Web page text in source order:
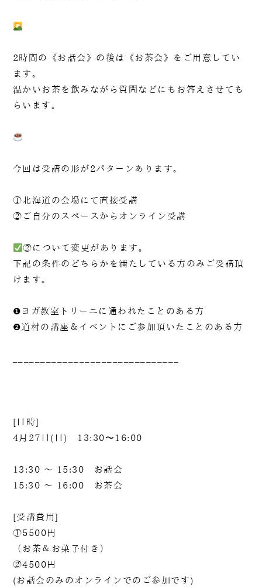
2時間の《お話会》の後は《お茶会》をご用意してい
ます。
温かいお茶を飲みながら質問などにもお答えさせても
らいます。
今回は受講の形が2パターンあります。
①北海道の会場にて直接受講
②ご自分のスペースからオンライン受講
②について変更があります。
下記の条件のどちらかを満たしている方のみご受講頂
けます。
❶ヨガ教室トリーニに通われたことのある方
❷道村の講座＆イベントにご参加頂いたことのある方
[日時]
4月27日(日) 13:30〜16:00
13:30 ～ 15:30 お話会
15:30 ～ 16:00 お茶会
[受講費用]
①5500円
（お茶＆お菓子付き）
②4500円
(お話会のみのオンラインでのご参加です)